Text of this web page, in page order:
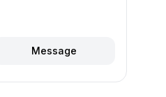
Message